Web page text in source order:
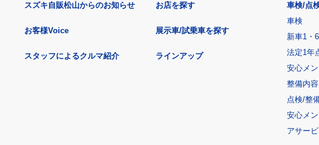
スズキ自販松山からのお知らせ
お客様Voice
スタッフによるクルマ紹介
お店を探す
展示車/試乗車を探す
ラインアップ
車検/点
車検
新車1・
法定1年
安心メ
整備内容
点検/整
安心メ
アサー